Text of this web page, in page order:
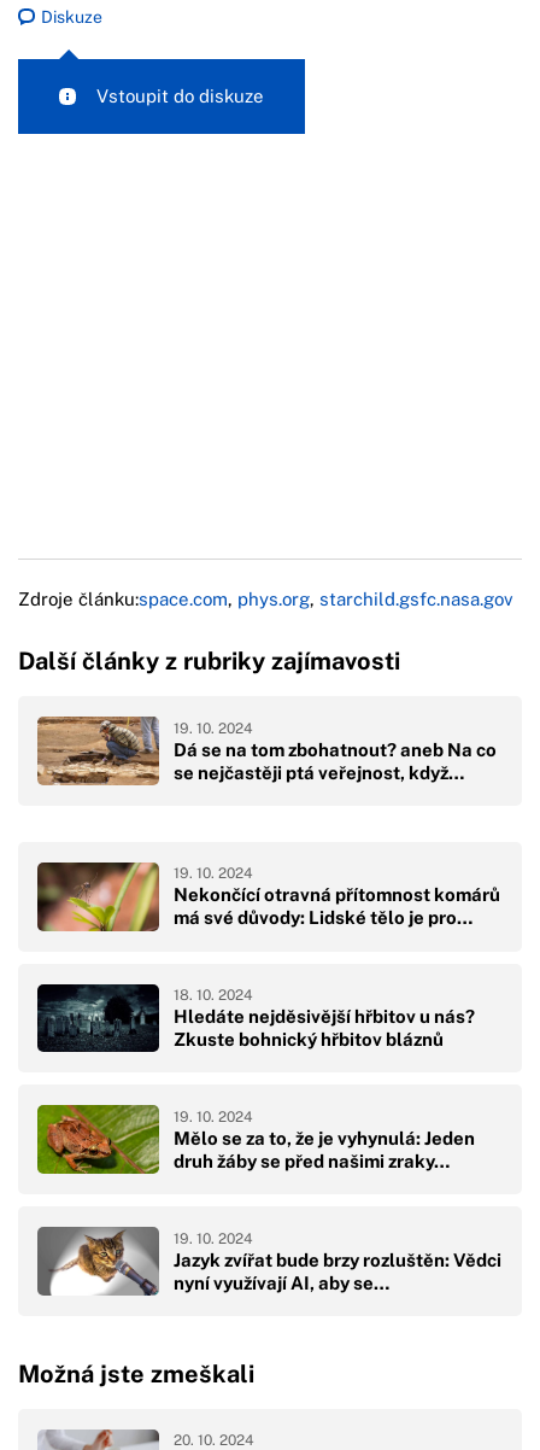
Diskuze
Vstoupit do diskuze
Zdroje článku:space.com, phys.org, starchild.gsfc.nasa.gov
Další články z rubriky zajímavosti
Dá se na tom zbohatnout? aneb Na co
se nejčastěji ptá veřejnost, když…
19. 10. 2024
Nekončící otravná přítomnost komárů
má své důvody: Lidské tělo je pro…
19. 10. 2024
Hledáte nejděsivější hřbitov u nás?
Zkuste bohnický hřbitov bláznů
18. 10. 2024
Mělo se za to, že je vyhynulá: Jeden
druh žáby se před našimi zraky…
19. 10. 2024
Jazyk zvířat bude brzy rozluštěn: Vědci
nyní využívají AI, aby se…
19. 10. 2024
Možná jste zmeškali
20. 10. 2024